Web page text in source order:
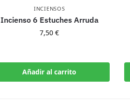
INCIENSOS
Incienso 6 Estuches Arruda
7,50€
Añadir al carrito